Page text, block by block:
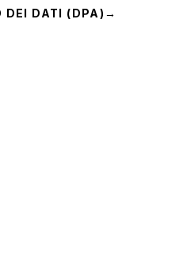
DEI DATI (DPA) →